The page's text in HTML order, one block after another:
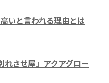
いと言われる理由とは
れさせ屋」アクアグロー